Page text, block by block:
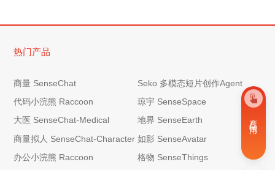
热门产品
商量 SenseChat
Seko 多模态短片创作Agent
代码小浣熊 Raccoon
琼宇 SenseSpace
大医 SenseChat-Medical
地界 SenseEarth
商量拟人 SenseChat-Character 如影 SenseAvatar
办公小浣熊 Raccoon
格物 SenseThings